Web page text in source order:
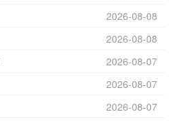
2026-08-08
2026-08-08
2026-08-07
2026-08-07
2026-08-07